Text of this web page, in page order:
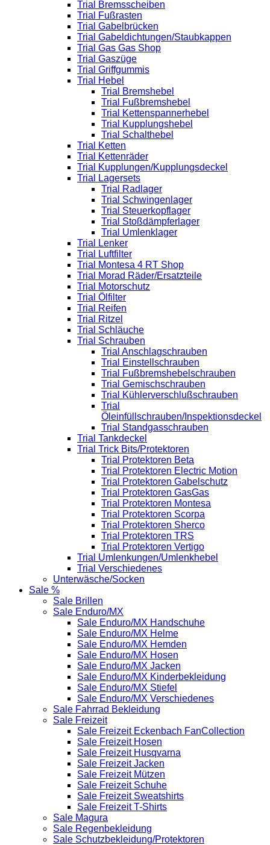
Trial Bremsscheiben
Trial Fußrasten
Trial Gabelbrücken
Trial Gabeldichtungen/Staubkappen
Trial Gas Gas Shop
Trial Gaszüge
Trial Griffgummis
Trial Hebel
Trial Bremshebel
Trial Fußbremshebel
Trial Kettenspannerhebel
Trial Kupplungshebel
Trial Schalthebel
Trial Ketten
Trial Kettenräder
Trial Kupplungen/Kupplungsdeckel
Trial Lagersets
Trial Radlager
Trial Schwingenlager
Trial Steuerkopflager
Trial Stoßdämpferlager
Trial Umlenklager
Trial Lenker
Trial Luftfilter
Trial Montesa 4 RT Shop
Trial Morad Räder/Ersatzteile
Trial Motorschutz
Trial Ölfilter
Trial Reifen
Trial Ritzel
Trial Schläuche
Trial Schrauben
Trial Anschlagschrauben
Trial Einstellschrauben
Trial Fußbremshebelschrauben
Trial Gemischschrauben
Trial Kühlerverschlußschrauben
Trial
Öleinfüllschrauben/Inspektionsdeckel
Trial Standgasschrauben
Trial Tankdeckel
Trial Trick Bits/Protektoren
Trial Protektoren Beta
Trial Protektoren Electric Motion
Trial Protektoren Gabelschutz
Trial Protektoren GasGas
Trial Protektoren Montesa
Trial Protektoren Scorpa
Trial Protektoren Sherco
Trial Protektoren TRS
Trial Protektoren Vertigo
Trial Umlenkungen/Umlenkhebel
Trial Verschiedenes
Unterwäsche/Socken
Sale %
Sale Brillen
Sale Enduro/MX
Sale Enduro/MX Handschuhe
Sale Enduro/MX Helme
Sale Enduro/MX Hemden
Sale Enduro/MX Hosen
Sale Enduro/MX Jacken
Sale Enduro/MX Kinderbekleidung
Sale Enduro/MX Stiefel
Sale Enduro/MX Verschiedenes
Sale Fahrrad Bekleidung
Sale Freizeit
Sale Freizeit Eckenbach FanCollection
Sale Freizeit Hosen
Sale Freizeit Husqvarna
Sale Freizeit Jacken
Sale Freizeit Mützen
Sale Freizeit Schuhe
Sale Freizeit Sweatshirts
Sale Freizeit T-Shirts
Sale Magura
Sale Regenbekleidung
Sale Schutzbekleidung/Protektoren